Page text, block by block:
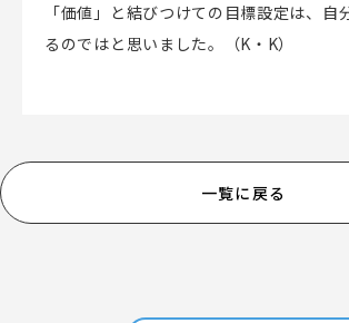
「価値」と結びつけての目標設定は、自
るのではと思いました。（K・K）
一覧に戻る